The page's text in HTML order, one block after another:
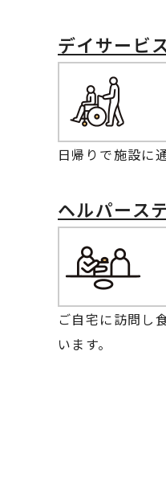
デイサービ
日帰りで施設に
ヘルパース
ご自宅に訪問し
います。